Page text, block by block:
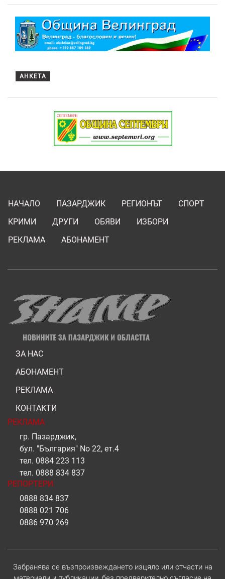
АНКЕТА
НАЧАЛО ПАЗАРДЖИК РЕГИОНЪТ
СПОРТ
КРИМИ
ДРУГИ ОБЯВИ
ИЗБОРИ
РЕКЛАМА
АБОНАМЕНТ
ЗА НАС
АБОНАМЕНТ
РЕКЛАМА
КОНТАКТИ
РЕКЛАМА
гр. Пазарджик,
бул. "България" No 22, ет.4
тел. 0884 223 113
тел. 0888 834 837
РЕПОРТЕРИ
0888 834 837
0888 021 706
0886 970 269
Забранява се възпроизвеждането изцяло или отчасти на